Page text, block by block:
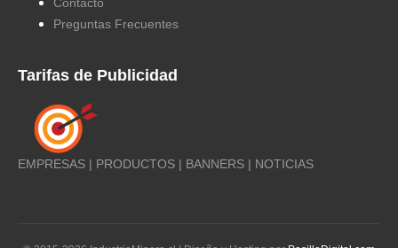
Contacto
Preguntas Frecuentes
Tarifas de Publicidad
EMPRESAS | PRODUCTOS | BANNERS | NOTICIAS